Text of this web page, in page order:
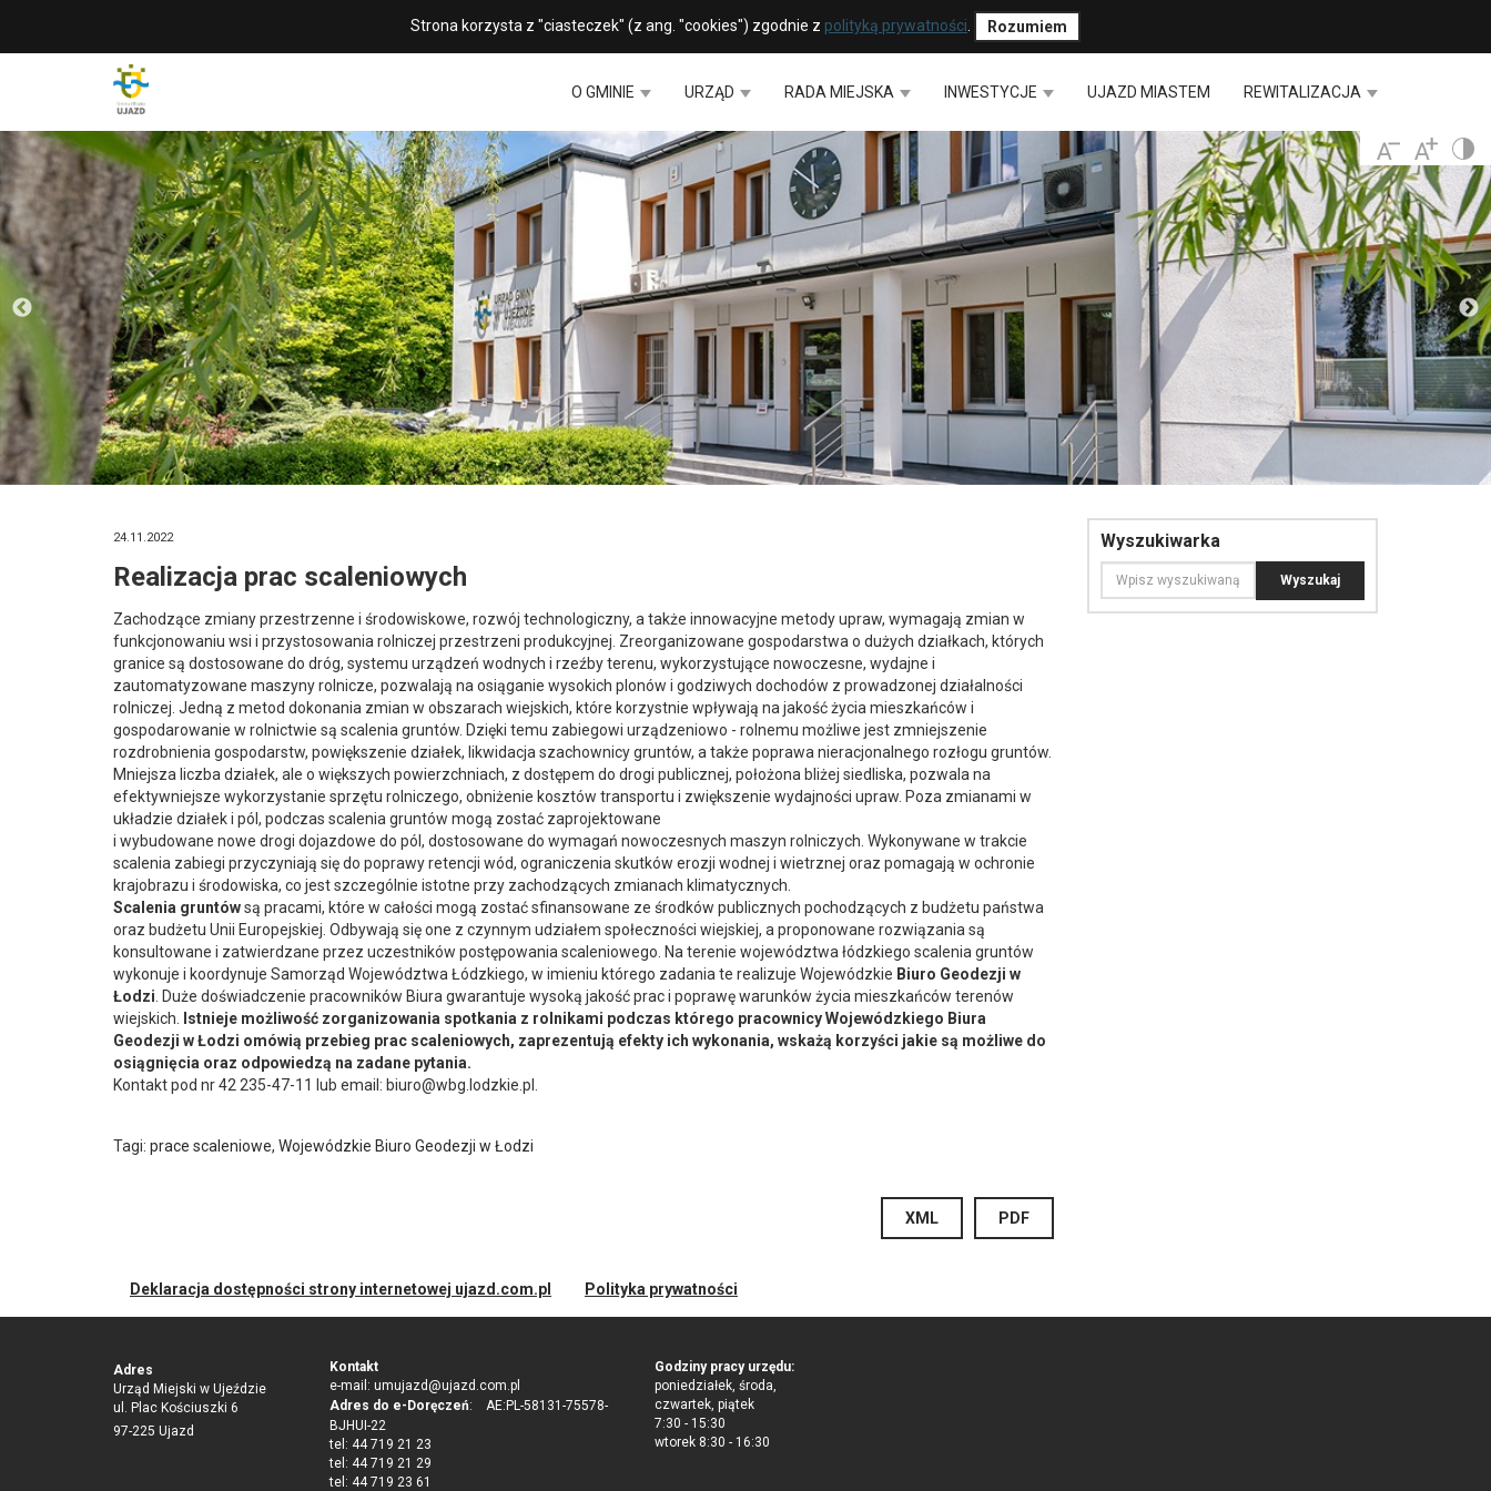
Strona korzysta z "ciasteczek" (z ang. "cookies") zgodnie z polityką prywatności Rozumiem
O GMINIE URZĄD RADA MIEJSKA INWESTYCJE UJAZD MIASTEM REWITALIZACJA
24.11.2022
Realizacja prac scaleniowych
Zachodzące zmiany przestrzenne i środowiskowe, rozwój technologiczny, a także innowacyjne metody upraw, wymagają zmian w
funkcjonowaniu wsi i przystosowania rolniczej przestrzeni produkcyjnej. Zreorganizowane gospodarstwa o dużych działkach, których
granice są dostosowane do dróg, systemu urządzeń wodnych i rzeźby terenu, wykorzystujące nowoczesne, wydajne i
zautomatyzowane maszyny rolnicze, pozwalają na osiąganie wysokich plonów i godziwych dochodów z prowadzonej działalności
rolniczej. Jedną z metod dokonania zmian w obszarach wiejskich, które korzystnie wpływają na jakość życia mieszkańców i
gospodarowanie w rolnictwie są scalenia gruntów. Dzięki temu zabiegowi urządzeniowo - rolnemu możliwe jest zmniejszenie
rozdrobnienia gospodarstw, powiększenie działek, likwidacja szachownicy gruntów, a także poprawa nieracjonalnego rozłogu gruntów.
Mniejsza liczba działek, ale o większych powierzchniach, z dostępem do drogi publicznej, położona bliżej siedliska, pozwala na
efektywniejsze wykorzystanie sprzętu rolniczego, obniżenie kosztów transportu i zwiększenie wydajności upraw. Poza zmianami w
układzie działek i pól, podczas scalenia gruntów mogą zostać zaprojektowane
i wybudowane nowe drogi dojazdowe do pól, dostosowane do wymagań nowoczesnych maszyn rolniczych. Wykonywane w trakcie
scalenia zabiegi przyczyniają się do poprawy retencji wód, ograniczenia skutków erozji wodnej i wietrznej oraz pomagają w ochronie
krajobrazu i środowiska, co jest szczególnie istotne przy zachodzących zmianach klimatycznych.
Scalenia gruntówsą pracami, które w całości mogą zostać sfinansowane ze środków publicznych pochodzących z budżetu państwa
oraz budżetu Unii Europejskiej. Odbywają się one z czynnym udziałem społeczności wiejskiej, a proponowane rozwiązania są
konsultowane i zatwierdzane przez uczestników postępowania scaleniowego. Na terenie województwa łódzkiego scalenia gruntów
wykonuje i koordynuje Samorząd Województwa Łódzkiego, w imieniu którego zadania te realizuje Wojewódzkie Biuro Geodezji w
Łodzi . Duże doświadczenie pracowników Biura gwarantuje wysoką jakość prac i poprawę warunków życia mieszkańców terenów
wiejskich.
Istnieje możliwość zorganizowania spotkania z rolnikami podczas którego pracownicy Wojewódzkiego Biura
Geodezji w Łodzi omówią przebieg prac scaleniowych, zaprezentują efekty ich wykonania, wskażą korzyści jakie są możliwe do
osiągnięcia oraz odpowiedzą na zadane pytania.
Kontakt pod nr 42 235-47-11 lub email: biuro@wbg.lodzkie.pl.
Tagi: prace scaleniowe, Wojewódzkie Biuro Geodezji w Łodzi
PDF
XML
Wyszukiwarka
Deklaracja dostępności strony internetowej ujazd.com.pl Polityka prywatności
Adres
Urząd Miejski w Ujeździe
ul. Plac Kościuszki 6
97-225 Ujazd
Kontakt
e-mail: umujazd@ujazd.com.pl
Adres do e-Doręczeń: AE:PL-58131-75578-
BJHUI-22
tel: 44 719 21 23
tel: 44 719 21 29
tel: 44 719 23 61
Godziny pracy urzędu:
poniedziałek, środa,
czwartek, piątek
7:30 - 15:30
wtorek 8:30 - 16:30